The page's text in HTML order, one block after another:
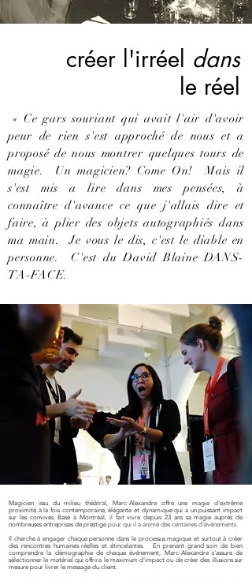
créer l'irréel dans
le réel
« Ce gars souriant qui avait l'air d'avoir
peur de rien s'est approché de nous et a
proposé de nous montrer quelques tours de
magie. Un magicien? Come On! Mais il
s'est mis a lire dans mes pensées, à
connaître d'avance ce que j'allais dire et
faire, à plier des objets autographiés dans
ma main. Je vous le dis, c'est le diable en
personne. C'est du David Blaine DANS-
TA-FACE.
Magicien issu du milieu théâtral, Marc-Alexandre offre une magie d'extrême
proximité à la fois contemporaine, élégante et dynamique qui a un puissant impact
sur les convives. Basé à Montréal, il fait vivre depuis 23 ans sa magie auprès de
nombreuses entreprises de prestige pour qui il a animé des centaines d'événements.
Il cherche à engager chaque personne dans le processus magique et surtout à créer
des rencontres humaines réelles et étincelantes. En prenant grand soin de bien
comprendre la démographie de chaque événement, Marc-Alexandre s'assure de
sélectionner le matériel qui offrira le maximum d'impact ou de créer des illusions sur
mesure pour livrer le message du client.